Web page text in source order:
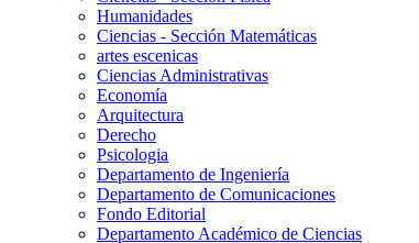
Humanidades
Ciencias - Sección Matemáticas
artes escenicas
Ciencias Administrativas
Economía
Arquitectura
Derecho
Psicologia
Departamento de Ingeniería
Departamento de Comunicaciones
Fondo Editorial
Departamento Académico de Ciencias